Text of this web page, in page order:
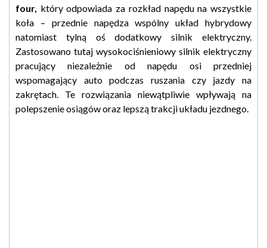
four, który odpowiada za rozkład napędu na wszystkie
koła – przednie napędza wspólny układ hybrydowy
natomiast tylną oś dodatkowy silnik elektryczny.
Zastosowano tutaj wysokociśnieniowy silnik elektryczny
pracujący niezależnie od napędu osi przedniej
wspomagający auto podczas ruszania czy jazdy na
zakrętach. Te rozwiązania niewątpliwie wpływają na
polepszenie osiągów oraz lepszą trakcji układu jezdnego.